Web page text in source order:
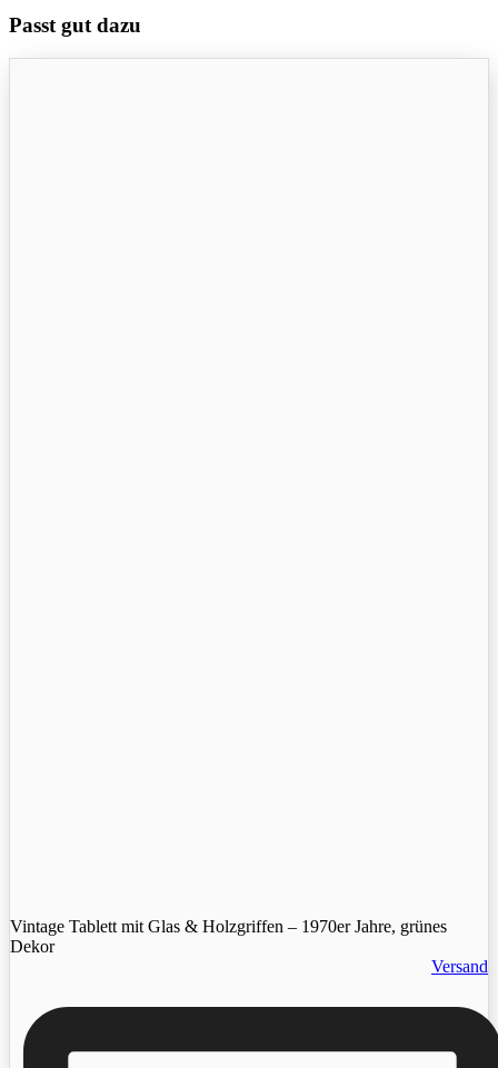
Passt gut dazu
Vintage Tablett mit Glas & Holzgriffen – 1970er Jahre, grünes
Dekor
Versand